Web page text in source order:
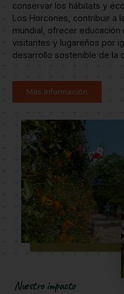
conservar los hábitats y
Los Horcones, contribuir a
mundial, ofrecer
visitantes y lugareños por
desarrollo sostenible de la
Más Información
Nuestro impacto